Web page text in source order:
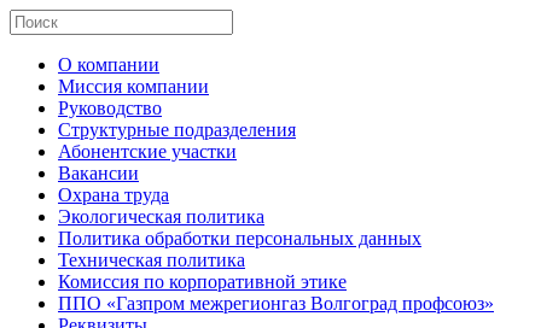
О компании
Миссия компании
Руководство
Структурные подразделения
Абонентские участки
Вакансии
Охрана труда
Экологическая политика
Политика обработки персональных данных
Техническая политика
Комиссия по корпоративной этике
ППО «Газпром межрегионгаз Волгоград профсоюз»